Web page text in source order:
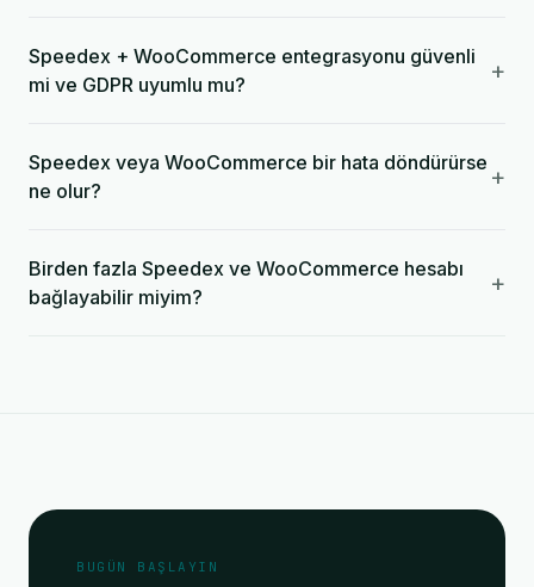
Speedex + WooCommerce entegrasyonu güvenli
mi ve GDPR uyumlu mu?
+
Speedex veya WooCommerce bir hata döndürürse
ne olur?
+
Birden fazla Speedex ve WooCommerce hesabı
bağlayabilir miyim?
+
BUGÜN BAŞLAYIN